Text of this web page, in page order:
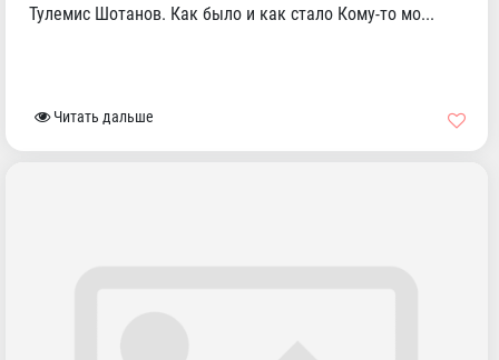
Тулемис Шотанов. Как было и как стало Кому-то мо...
Читать дальше